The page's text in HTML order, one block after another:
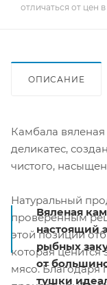
отличаться от цен
ОПИСАНИЕ
Камбала
деликатес,
чистого,
Натуральный
проверенным
этой позиции
которая
мясо. Благодаря
Вяленая
настоящий
рыбных
от
тушки